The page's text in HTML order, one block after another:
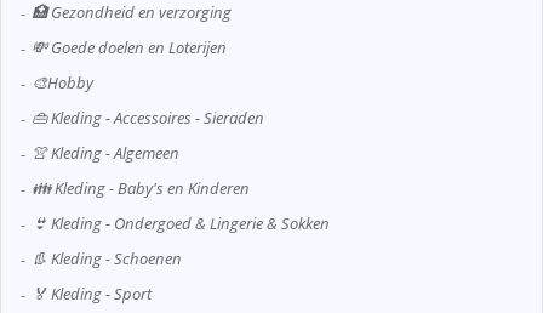
🏥 Gezondheid en verzorging
💸 Goede doelen en Loterijen
🎨Hobby
👜 Kleding - Accessoires - Sieraden
👚 Kleding - Algemeen
👪 Kleding - Baby's en Kinderen
👙 Kleding - Ondergoed & Lingerie & Sokken
👢 Kleding - Schoenen
🏅 Kleding - Sport